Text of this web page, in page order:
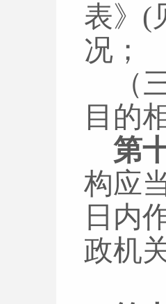
表》 (
况；
（
目的
第
构应
日内
政机